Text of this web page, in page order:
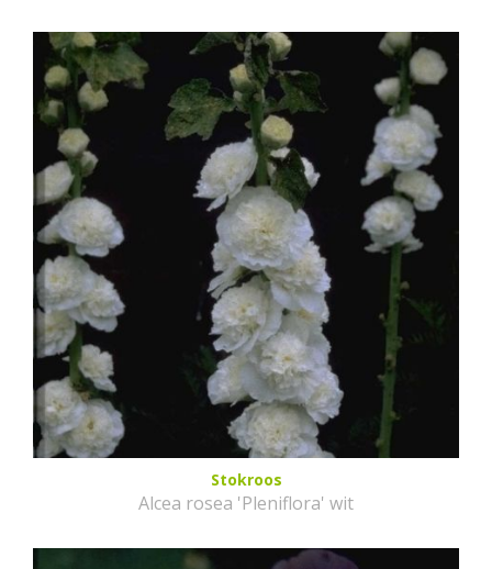
Stokroos
Alcea rosea 'Pleniflora' wit